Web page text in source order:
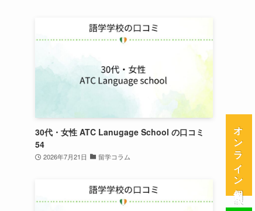
30代・女性 ATC Lanugage School の口コミ
54
2026年7月21日 留学コラム オンライン個別相談